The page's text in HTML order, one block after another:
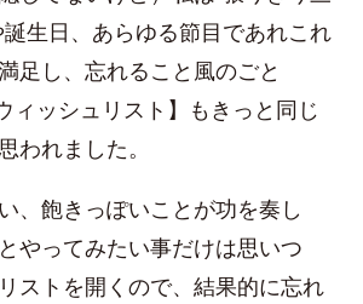
誕生日、あらゆる節目であれこれ
足し、忘れること風のごと
ィッシュリスト】もきっと同じ
われました。
、飽きっぽいことが功を奏し
やってみたい事だけは思いつ
ストを開くので、結果的に忘れ